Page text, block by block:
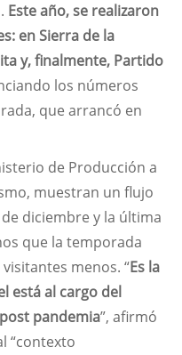
Este año, se realizaron
en Sierra de la
y, finalmente, Partido
los números
que arrancó en
de Producción a
muestran un flujo
diciembre y la última
que la temporada
menos. “Es la
está al cargo del
pandemia”, afirmó
“contexto